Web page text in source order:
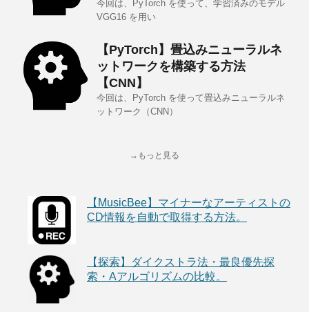
今回は、PyTorch を使って、学習済みのモデル
VGG16 を用い
【PyTorch】畳込みニューラルネ
ットワークを構築する方法
【CNN】
今回は、PyTorch を使って畳込みニューラルネ
ットワーク（CNN）
→もっと見る
【MusicBee】マイナーなアーティストの
CD情報を自動で取得する方法。
【探索】ダイクストラ法・最良優先探
索・Aアルゴリズムの比較。